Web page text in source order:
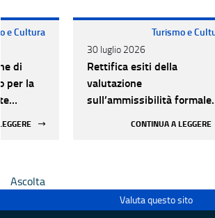
e Cultura
di
per la
Turismo e
30 luglio 2026
Rettifica esiti della
valutazione
sull’ammissibilità formale
CONTINUA A LEGGERE
Ascolta
Valuta questo sito